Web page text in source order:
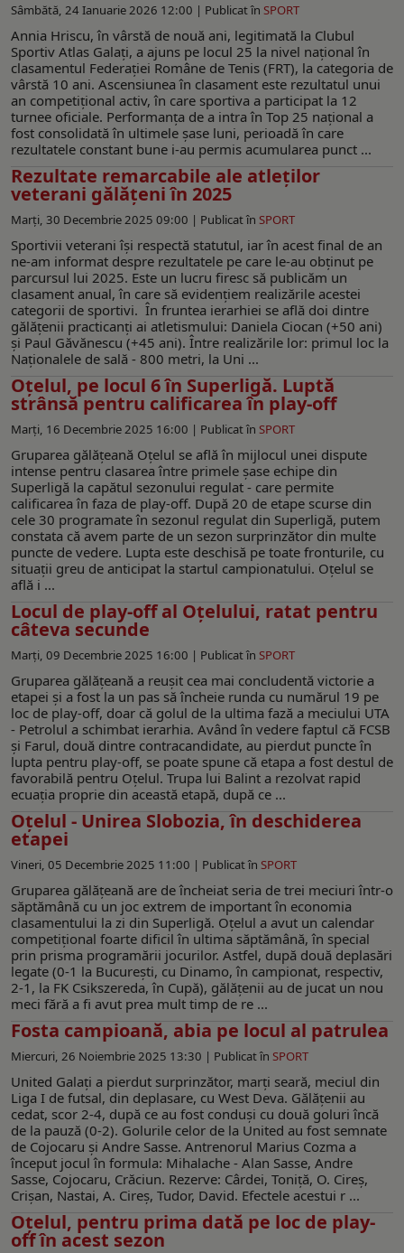
Sâmbătă, 24 Ianuarie 2026 12:00 | Publicat în SPORT
Annia Hriscu, în vârstă de nouă ani, legitimată la Clubul
Sportiv Atlas Galați, a ajuns pe locul 25 la nivel național în
clasamentul Federației Române de Tenis (FRT), la categoria de
vârstă 10 ani. Ascensiunea în clasament este rezultatul unui
an competițional activ, în care sportiva a participat la 12
turnee oficiale. Performanța de a intra în Top 25 național a
fost consolidată în ultimele șase luni, perioadă în care
rezultatele constant bune i-au permis acumularea punct ...
Rezultate remarcabile ale atleților
veterani gălăţeni în 2025
Marți, 30 Decembrie 2025 09:00 | Publicat în SPORT
Sportivii veterani își respectă statutul, iar în acest final de an
ne-am informat despre rezultatele pe care le-au obţinut pe
parcursul lui 2025. Este un lucru firesc să publicăm un
clasament anual, în care să evidențiem realizările acestei
categorii de sportivi. În fruntea ierarhiei se află doi dintre
gălățenii practicanți ai atletismului: Daniela Ciocan (+50 ani)
și Paul Găvănescu (+45 ani). Între realizările lor: primul loc la
Naționalele de sală - 800 metri, la Uni ...
Oțelul, pe locul 6 în Superligă. Luptă
strânsă pentru calificarea în play-off
Marți, 16 Decembrie 2025 16:00 | Publicat în SPORT
Gruparea gălățeană Oţelul se află în mijlocul unei dispute
intense pentru clasarea între primele șase echipe din
Superligă la capătul sezonului regulat - care permite
calificarea în faza de play-off. După 20 de etape scurse din
cele 30 programate în sezonul regulat din Superligă, putem
constata că avem parte de un sezon surprinzător din multe
puncte de vedere. Lupta este deschisă pe toate fronturile, cu
situații greu de anticipat la startul campionatului. Oțelul se
află i ...
Locul de play-off al Oțelului, ratat pentru
câteva secunde
Marți, 09 Decembrie 2025 16:00 | Publicat în SPORT
Gruparea gălățeană a reușit cea mai concludentă victorie a
etapei și a fost la un pas să încheie runda cu numărul 19 pe
loc de play-off, doar că golul de la ultima fază a meciului UTA
- Petrolul a schimbat ierarhia. Având în vedere faptul că FCSB
și Farul, două dintre contracandidate, au pierdut puncte în
lupta pentru play-off, se poate spune că etapa a fost destul de
favorabilă pentru Oțelul. Trupa lui Balint a rezolvat rapid
ecuația proprie din această etapă, după ce ...
Oțelul - Unirea Slobozia, în deschiderea
etapei
Vineri, 05 Decembrie 2025 11:00 | Publicat în SPORT
Gruparea gălățeană are de încheiat seria de trei meciuri într-o
săptămână cu un joc extrem de important în economia
clasamentului la zi din Superligă. Oțelul a avut un calendar
competițional foarte dificil în ultima săptămână, în special
prin prisma programării jocurilor. Astfel, după două deplasări
legate (0-1 la București, cu Dinamo, în campionat, respectiv,
2-1, la FK Csikszereda, în Cupă), gălățenii au de jucat un nou
meci fără a fi avut prea mult timp de re ...
Fosta campioană, abia pe locul al patrulea
Miercuri, 26 Noiembrie 2025 13:30 | Publicat în SPORT
United Galați a pierdut surprinzător, marți seară, meciul din
Liga I de futsal, din deplasare, cu West Deva. Gălățenii au
cedat, scor 2-4, după ce au fost conduși cu două goluri încă
de la pauză (0-2). Golurile celor de la United au fost semnate
de Cojocaru și Andre Sasse. Antrenorul Marius Cozma a
început jocul în formula: Mihalache - Alan Sasse, Andre
Sasse, Cojocaru, Crăciun. Rezerve: Cârdei, Toniță, O. Cireș,
Crișan, Nastai, A. Cireș, Tudor, David. Efectele acestui r ...
Oțelul, pentru prima dată pe loc de play-
off în acest sezon